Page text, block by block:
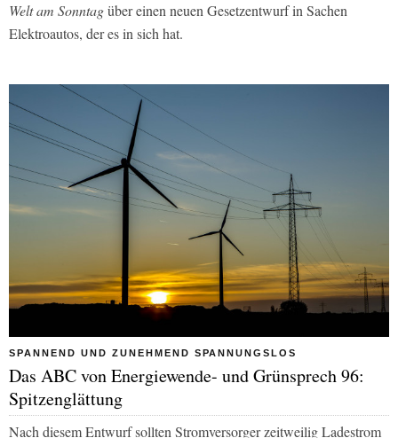
Welt am Sonntagüber einen neuen Gesetzentwurf in Sachen
Elektroautos, der es in sich hat.
SPANNEND UND ZUNEHMEND SPANNUNGSLOS
Das ABC von Energiewende- und Grünsprech 96:
Spitzenglättung
Nach diesem Entwurf sollten Stromversorger zeitweilig Ladestrom